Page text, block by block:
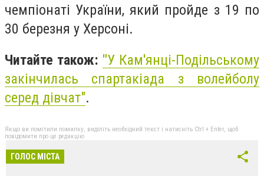
чемпіонаті України, який пройде з 19 по
30 березня у Херсоні.
Читайте також: "У Кам'янці-Подільському
закінчилась спартакіада з волейболу
серед дівчат".
Якщо ви помітили помилку, виділіть необхідний текст і натисніть Ctrl + Enter, щоб
повідомити про це редакцію
ГОЛОС МІСТА